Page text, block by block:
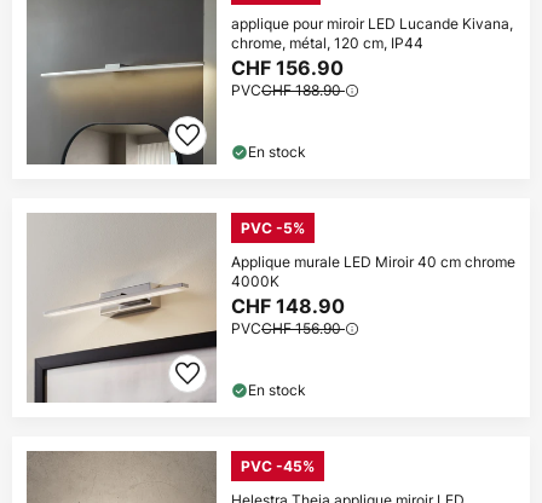
applique pour miroir LED Lucande Kivana,
chrome, métal, 120 cm, IP44
CHF 156.90
PVCCHF 188.90
En stock
PVC -5%
Applique murale LED Miroir 40 cm chrome
4000K
CHF 148.90
PVCCHF 156.90
En stock
PVC -45%